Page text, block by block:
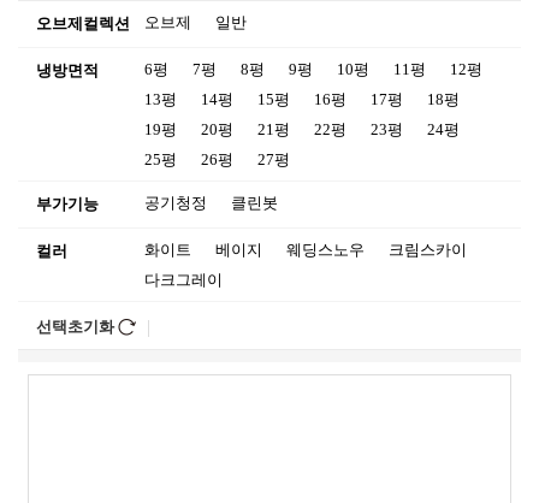
오브제컬렉션 오브제 일반
냉방면적 6평 7평 8평 9평 10평 11평
12평
13평
14평 15평 16평 17평
18평
19평
20평 21평 22평 23평
24평
25평
26평 27평
부가기능 공기청정 클린봇
컬러 화이트 베이지 웨딩스노우
크림스카이
다크그레이
선택초기화